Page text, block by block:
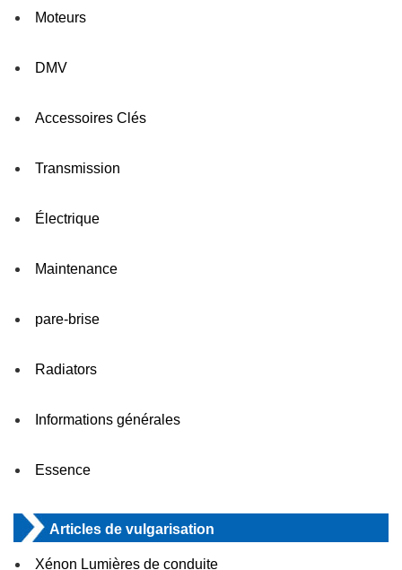
Moteurs
DMV
Accessoires Clés
Transmission
Électrique
Maintenance
pare-brise
Radiators
Informations générales
Essence
Articles de vulgarisation
Xénon Lumières de conduite